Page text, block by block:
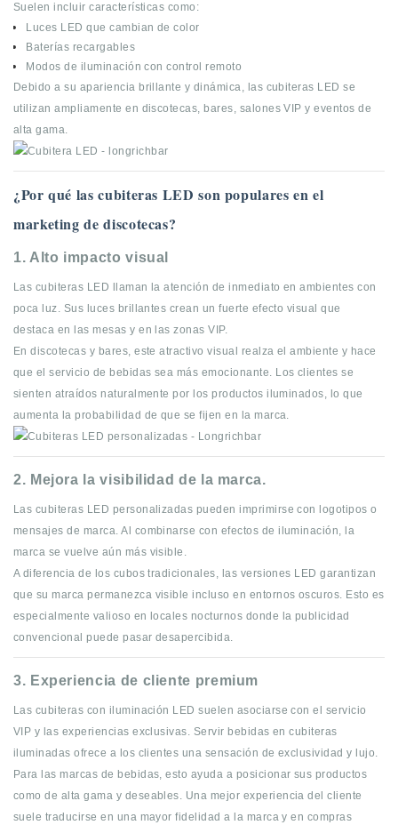
Suelen incluir características como:
Luces LED que cambian de color
Baterías recargables
Modos de iluminación con control remoto
Debido a su apariencia brillante y dinámica, las cubiteras LED se
utilizan ampliamente en discotecas, bares, salones VIP y eventos de
alta gama.
¿Por qué las cubiteras LED son populares en el
marketing de discotecas?
1. Alto impacto visual
Las cubiteras LED llaman la atención de inmediato en ambientes con
poca luz. Sus luces brillantes crean un fuerte efecto visual que
destaca en las mesas y en las zonas VIP.
En discotecas y bares, este atractivo visual realza el ambiente y hace
que el servicio de bebidas sea más emocionante. Los clientes se
sienten atraídos naturalmente por los productos iluminados, lo que
aumenta la probabilidad de que se fijen en la marca.
2. Mejora la visibilidad de la marca.
Las cubiteras LED personalizadas pueden imprimirse con logotipos o
mensajes de marca. Al combinarse con efectos de iluminación, la
marca se vuelve aún más visible.
A diferencia de los cubos tradicionales, las versiones LED garantizan
que su marca permanezca visible incluso en entornos oscuros. Esto es
especialmente valioso en locales nocturnos donde la publicidad
convencional puede pasar desapercibida.
3. Experiencia de cliente premium
Las cubiteras con iluminación LED suelen asociarse con el servicio
VIP y las experiencias exclusivas. Servir bebidas en cubiteras
iluminadas ofrece a los clientes una sensación de exclusividad y lujo.
Para las marcas de bebidas, esto ayuda a posicionar sus productos
como de alta gama y deseables. Una mejor experiencia del cliente
suele traducirse en una mayor fidelidad a la marca y en compras